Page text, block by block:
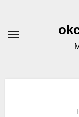
content